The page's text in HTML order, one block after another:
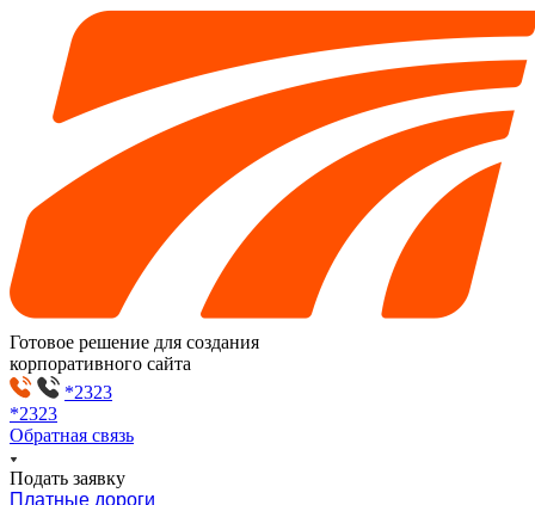
Готовое решение для создания
корпоративного сайта
*2323
*2323
Обратная связь
Подать заявку
Платные дороги